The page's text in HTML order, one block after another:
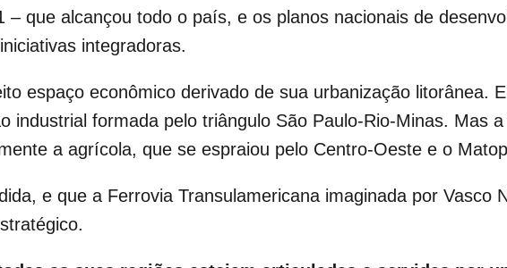
que alcançou todo o país, e os planos nacionais de
integradoras.
espaço econômico derivado de sua urbanização litorânea.
industrial formada pelo triângulo São Paulo-Rio-Minas. Mas
a agrícola, que se espraiou pelo Centro-Oeste e o
e que a Ferrovia Transulamericana imaginada por Vasco